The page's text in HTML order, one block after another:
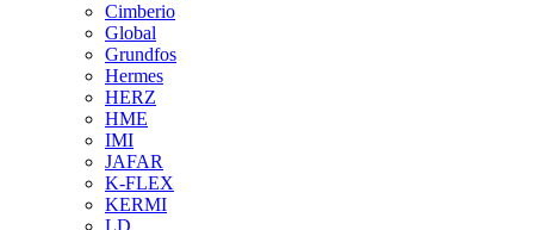
Cimberio
Global
Grundfos
Hermes
HERZ
HME
IMI
JAFAR
K-FLEX
KERMI
LD